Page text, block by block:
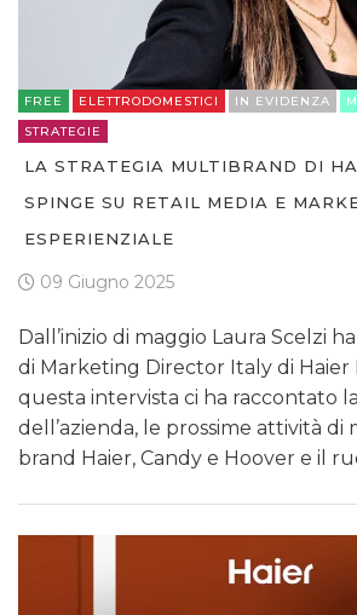
FREE ELETTRODOMESTICI IN EVIDENZA
STRATEGIE
LA STRATEGIA MULTIBRAND DI
SPINGE SU RETAIL MEDIA E
ESPERIENZIALE
09 Giugno 2025
Dall’inizio di maggio Laura Scelzi
di Marketing Director Italy di Haier
questa intervista ci ha raccontato
dell’azienda, le prossime attività di
brand Haier, Candy e Hoover e il